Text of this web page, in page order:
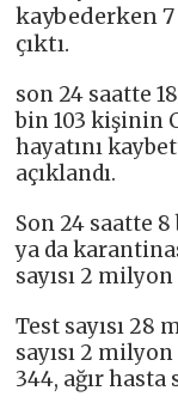
kaybederken
çıktı.
son 24 saatte
bin 103 kişinin
hayatını
açıklandı.
Son 24 saatte
ya da
sayısı 2 milyon
Test sayısı 28
sayısı 2
344, ağır hasta